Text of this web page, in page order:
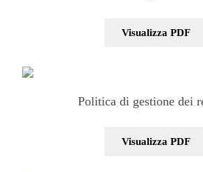
Visualizza PDF
Politica di gestione dei
Visualizza PDF